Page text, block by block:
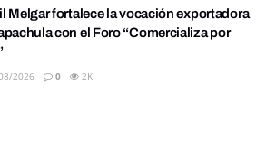
Melgar fortalece la vocación exportadora
con el Foro “Comercializa por
2026 0 2K